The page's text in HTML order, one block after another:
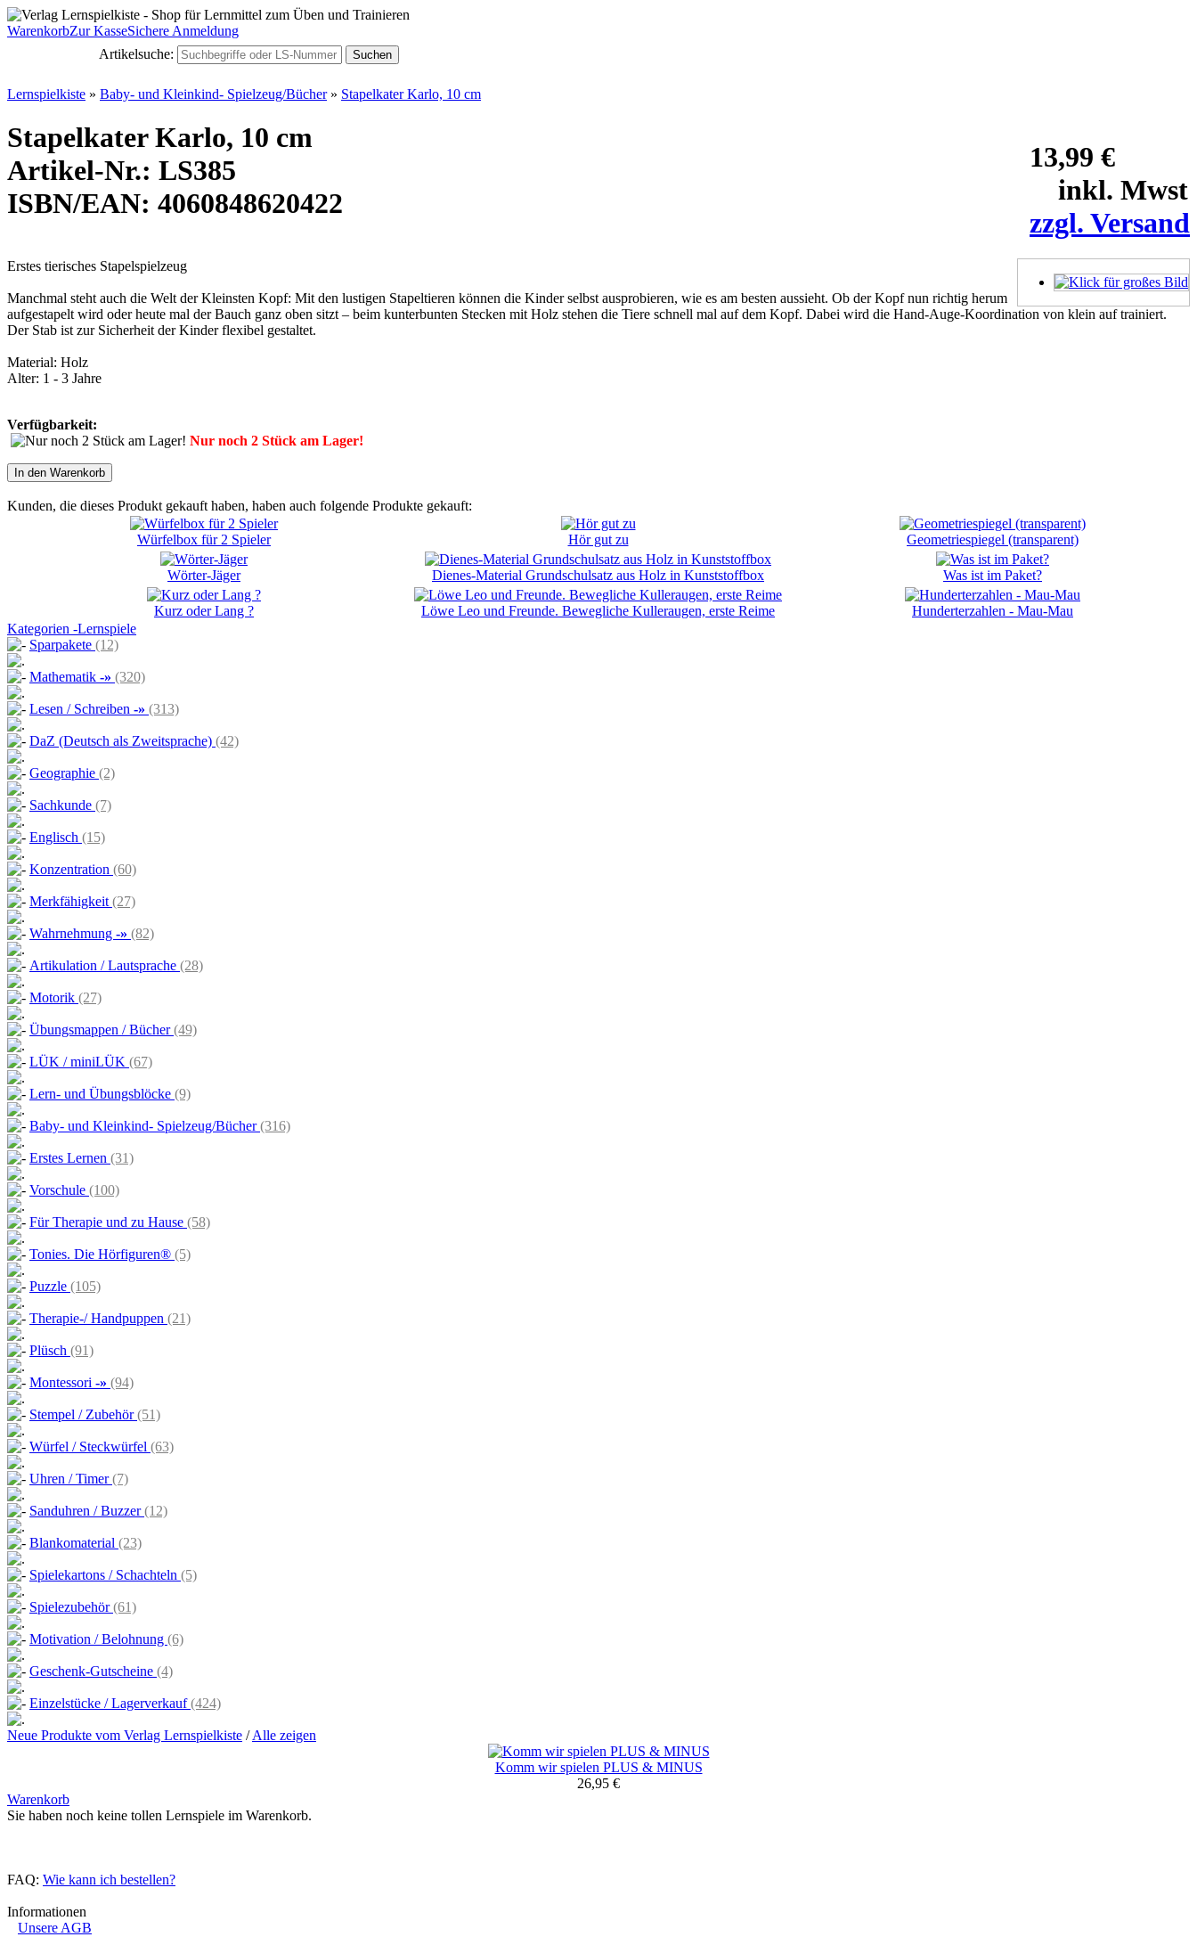
WarenkorbZur KasseSichere Anmeldung
Artikelsuche:
Suchen
Lernspielkiste » Baby- und Kleinkind- Spielzeug/Bücher» Stapelkater Karlo, 10 cm
13,99 €
inkl. Mwst
zzgl. Versand
Stapelkater Karlo, 10 cm
Artikel-Nr.: LS385
ISBN/EAN: 4060848620422
Erstes tierisches Stapelspielzeug
Manchmal steht auch die Welt der Kleinsten Kopf: Mit den lustigen Stapeltieren können die Kinder selbst ausprobieren, wie es am besten aussieht. Ob der Kopf nun richtig herum
aufgestapelt wird oder heute mal der Bauch ganz oben sitzt – beim kunterbunten Stecken mit Holz stehen die Tiere schnell mal auf dem Kopf. Dabei wird die Hand-Auge-Koordination von klein auf trainiert.
Der Stab ist zur Sicherheit der Kinder flexibel gestaltet.
Material: Holz
Alter: 1 - 3 Jahre
Verfügbarkeit:
Nur noch 2 Stück am Lager!
In den Warenkorb
Kunden, die dieses Produkt gekauft haben, haben auch folgende Produkte gekauft:
Würfelbox für 2 Spieler Hör gut zu Geometriespiegel (transparent)
Wörter-Jäger Dienes-Material Grundschulsatz aus Holz in Kunststoffbox Was ist im Paket?
Kurz oder Lang ? Löwe Leo und Freunde. Bewegliche Kulleraugen, erste Reime
Hunderterzahlen - Mau-Mau
Kategorien -Lernspiele
Sparpakete (12)
Mathematik -» (320)
Lesen / Schreiben -» (313)
DaZ (Deutsch als Zweitsprache) (42)
Geographie (2)
Sachkunde (7)
Englisch (15)
Konzentration (60)
Merkfähigkeit (27)
Wahrnehmung -» (82)
Artikulation / Lautsprache (28)
Motorik (27)
Übungsmappen / Bücher(49)
LÜK / miniLÜK (67)
Lern- und Übungsblöcke (9)
Baby- und Kleinkind- Spielzeug/Bücher (316)
Erstes Lernen (31)
Vorschule (100)
Für Therapie und zu Hause (58)
Tonies. Die Hörfiguren® (5)
Puzzle (105)
Therapie-/ Handpuppen (21)
Plüsch (91)
Montessori -» (94)
Stempel / Zubehör(51)
Würfel / Steckwürfel (63)
Uhren / Timer(7)
Sanduhren / Buzzer(12)
Blankomaterial (23)
Spielekartons / Schachteln (5)
Spielezubehör(61)
Motivation / Belohnung (6)
Geschenk-Gutscheine (4)
Einzelstücke / Lagerverkauf(424)
Neue Produkte vom Verlag Lernspielkiste /Alle zeigen
Komm wir spielen PLUS & MINUS
26,95 €
Warenkorb
Sie haben noch keine tollen Lernspiele im Warenkorb.
FAQ: Wie kann ich bestellen?
Informationen
Unsere AGB